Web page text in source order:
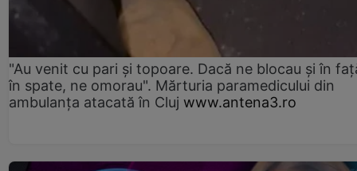
"Au venit cu pari și topoare. Dacă ne blocau şi în
în spate, ne omorau". Mărturia paramedicului din
ambulanţa atacată în Cluj www.antena3.ro